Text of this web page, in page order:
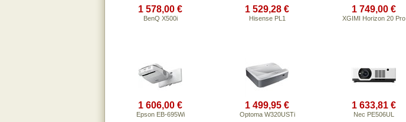
1 578,00 €
BenQ X500i
1 529,28 €
Hisense PL1
1 749,00 €
XGIMI Horizon 20 Pro
1 606,00 €
Epson EB-695Wi
1 499,95 €
Optoma W320USTi
1 633,81 €
Nec PE506UL